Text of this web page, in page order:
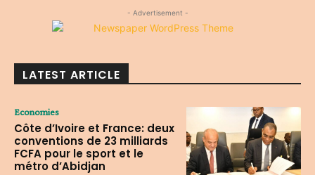
- Advertisement -
LATEST ARTICLE
Economies
Côte d’Ivoire et France: deux
conventions de 23 milliards
FCFA pour le sport et le
métro d’Abidjan